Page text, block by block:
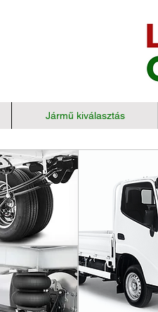
Jármű kiválasztás